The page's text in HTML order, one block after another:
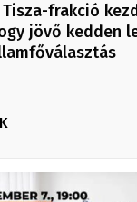
Tisza-frakció
jövő kedden